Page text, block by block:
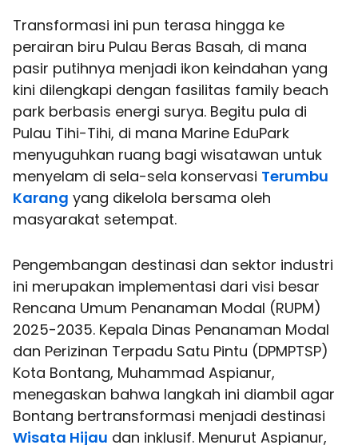
Transformasi ini pun terasa hingga ke
perairan biru Pulau Beras Basah, di mana
pasir putihnya menjadi ikon keindahan yang
kini dilengkapi dengan fasilitas family beach
park berbasis energi surya. Begitu pula di
Pulau Tihi-Tihi, di mana Marine EduPark
menyuguhkan ruang bagi wisatawan untuk
menyelam di sela-sela konservasi Terumbu
Karang yang dikelola bersama oleh
masyarakat setempat.
Pengembangan destinasi dan sektor industri
ini merupakan implementasi dari visi besar
Rencana Umum Penanaman Modal (RUPM)
2025-2035. Kepala Dinas Penanaman Modal
dan Perizinan Terpadu Satu Pintu (DPMPTSP)
Kota Bontang, Muhammad Aspianur,
menegaskan bahwa langkah ini diambil agar
Bontang bertransformasi menjadi destinasi
Wisata Hijau dan inklusif. Menurut Aspianur,